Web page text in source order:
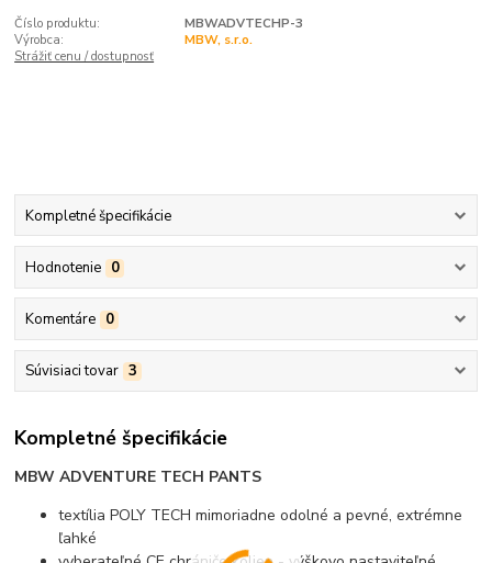
Číslo produktu:
MBWADVTECHP-3
Výrobca:
MBW, s.r.o.
Strážiť cenu / dostupnosť
Kompletné špecifikácie
Hodnotenie 0
Komentáre 0
Súvisiaci tovar 3
Kompletné špecifikácie
MBW ADVENTURE TECH PANTS
textília POLY TECH mimoriadne odolné a pevné, extrémne
ľahké